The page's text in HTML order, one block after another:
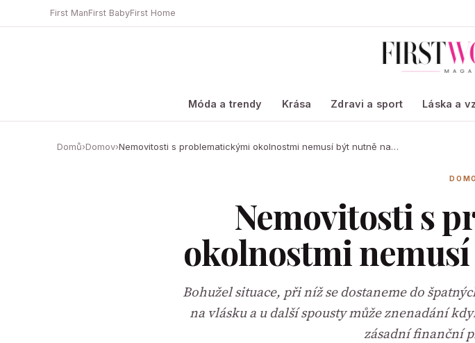
First ManFirst BabyFirst Home
Móda a trendy Krása Zdravi a sport Láska a
Domů›Domov›Nemovitosti s problematickými okolnostmi nemusí být nutně na…
Nemovitosti s
okolnostmi
Bohužel situace, při níž se dostaneme do
na vlásku a u další spousty může znenadání
zásadní finanční